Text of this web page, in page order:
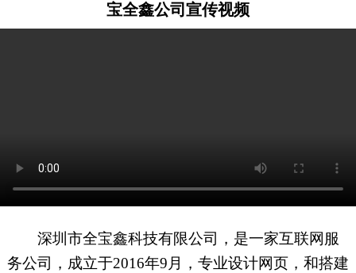
51La
XML地图
宝全鑫公司宣传视频
深圳市全宝鑫科技有限公司，是一家互联网服
务公司，成立于2016年9月，专业设计网页，和搭建